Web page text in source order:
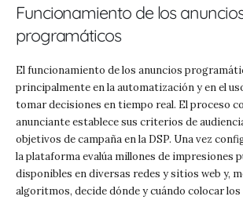
Funcionamiento de los
programáticos
El funcionamiento de los anuncios
principalmente en la automatización y en el
tomar decisiones en tiempo real. El proceso
anunciante establece sus criterios de
objetivos de campaña en la DSP. Una vez
la plataforma evalúa millones de impresiones
disponibles en diversas redes y sitios web y,
algoritmos, decide dónde y cuándo colocar